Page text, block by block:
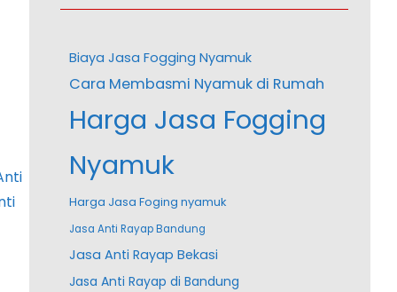
Biaya Jasa Fogging Nyamuk
Cara Membasmi Nyamuk di Rumah
Harga Jasa Fogging
Nyamuk
Harga Jasa Foging nyamuk
Jasa Anti Rayap Bandung
Jasa Anti Rayap Bekasi
Jasa Anti Rayap di Bandung